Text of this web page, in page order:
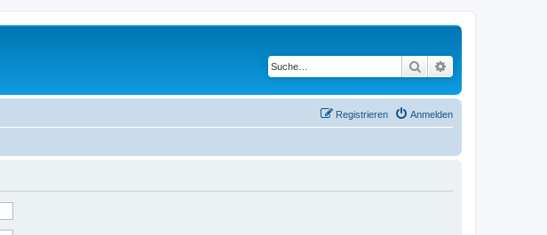
Suche
Anmelden
Registrieren